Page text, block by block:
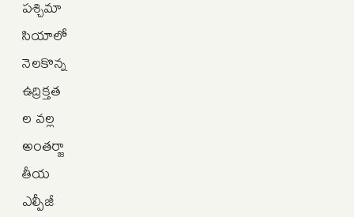
పశ్చిమా
సియాలో
నెలకొన్న
ఉద్రిక్తత
ల వల్ల
అంతర్జా
తీయ
ఎల్పీజీ